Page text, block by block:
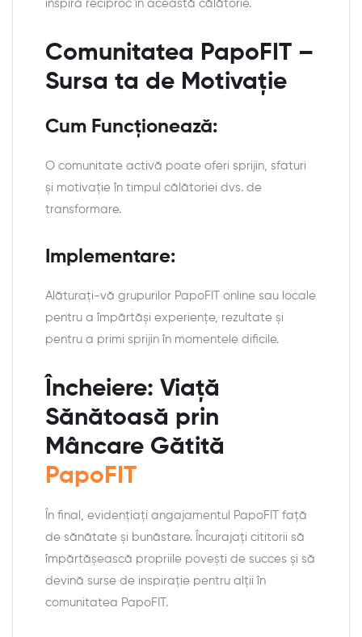
inspira reciproc în această călătorie.
Comunitatea PapoFIT –
Sursa ta de Motivație
Cum Funcționează:
O comunitate activă poate oferi sprijin, sfaturi
și motivație în timpul călătoriei dvs. de
transformare.
Implementare:
Alăturați-vă grupurilor PapoFIT online sau locale
pentru a împărtăși experiențe, rezultate și
pentru a primi sprijin în momentele dificile.
Încheiere: Viață
Sănătoasă prin
Mâncare Gătită
PapoFIT
În final, evidențiați angajamentul PapoFIT față
de sănătate și bunăstare. Încurajați cititorii să
împărtășească propriile povești de succes și să
devină surse de inspirație pentru alții în
comunitatea PapoFIT.